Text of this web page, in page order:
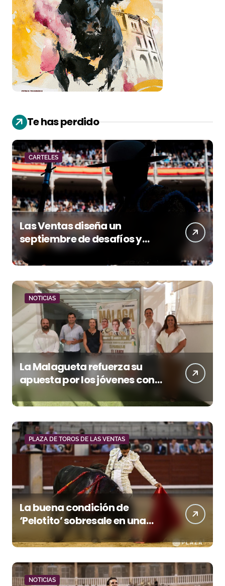
Te has perdido
CARTELES
Las Ventas diseña un
septiembre de desafíos y
variedad ganadera
NOTICIAS
La Malagueta refuerza su
apuesta por los jóvenes con
entradas desde un euro
PLAZA DE TOROS DE LAS VENTAS
La buena condición de
‘Pelotito’ sobresale en una
noche gris en Las Ventas
NOTICIAS